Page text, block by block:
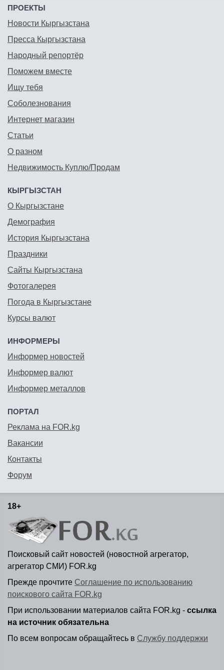
ПРОЕКТЫ
Новости Кыргызстана
Пресса Кыргызстана
Народный репортёр
Поможем вместе
Ищу тебя
Соболезнования
Интернет магазин
Статьи
О разном
Недвижимость Куплю/Продам
КЫРГЫЗСТАН
О Кыргызстане
Демография
История Кыргызстана
Праздники
Сайты Кыргызстана
Фотогалерея
Погода в Кыргызстане
Курсы валют
ИНФОРМЕРЫ
Информер новостей
Информер валют
Информер металлов
ПОРТАЛ
Реклама на FOR.kg
Вакансии
Контакты
Форум
18+
Поисковый сайт новостей (новостной агрегатор,
агрегатор СМИ) FOR.kg
Прежде прочтите Соглашение по использованию
поискового сайта FOR.kg
При использовании материалов сайта FOR.kg - ссылка
на источник обязательна
По всем вопросам обращайтесь в Службу поддержки